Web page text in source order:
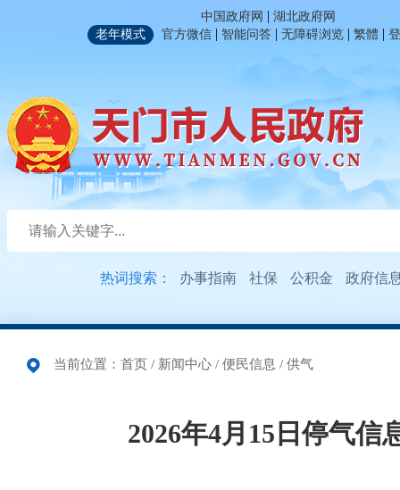
中国政府网 | 湖北政府网
老年模式
官方微信 | 智能问答 | 无障碍浏览 | 繁體 |
热词搜索： 办事指南 社保 公积金 政府信
当前位置： 首页 / 新闻中心 / 便民信息 / 供气
2026年4月15日停气信